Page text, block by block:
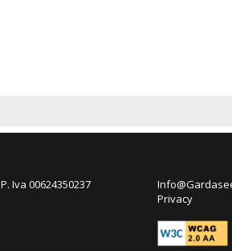
P. Iva 00624350237
Privacy